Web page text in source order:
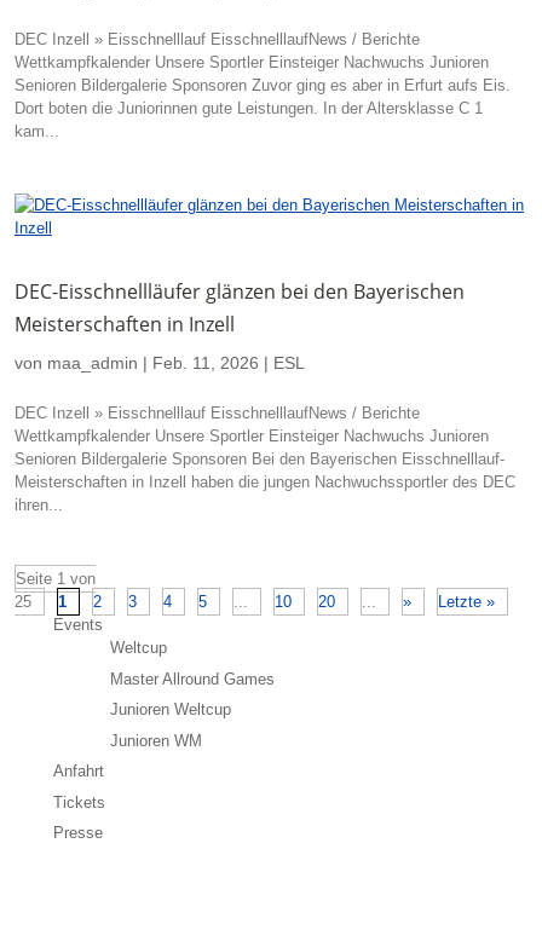
DEC Inzell » Eisschnelllauf EisschnelllaufNews / Berichte
Wettkampfkalender Unsere Sportler Einsteiger Nachwuchs Junioren
Senioren Bildergalerie Sponsoren Zuvor ging es aber in Erfurt aufs Eis.
Dort boten die Juniorinnen gute Leistungen. In der Altersklasse C 1
kam...
DEC-Eisschnellläufer glänzen bei den Bayerischen
Meisterschaften in Inzell
von maa_admin | Feb. 11, 2026 | ESL
DEC Inzell » Eisschnelllauf EisschnelllaufNews / Berichte
Wettkampfkalender Unsere Sportler Einsteiger Nachwuchs Junioren
Senioren Bildergalerie Sponsoren Bei den Bayerischen Eisschnelllauf-
Meisterschaften in Inzell haben die jungen Nachwuchssportler des DEC
ihren...
Seite 1 von
25
1 2 3 4 5 ... 10 20 ... »
Letzte »
Events
Weltcup
Master Allround Games
Junioren Weltcup
Junioren WM
Anfahrt
Tickets
Presse